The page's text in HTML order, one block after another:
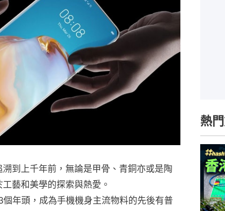
到上千年前，無論是甲骨、青銅亦或是陶
藝和美學的探索與熱愛。
年頭，成為手機機身主流物料的先後有普
熱